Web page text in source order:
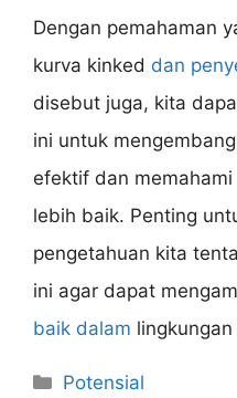
Dengan pemahaman
kurva kinked dan
disebut juga, kita
ini untuk
efektif dan
lebih baik. Penting
pengetahuan kita
ini agar dapat
baik dalam
Categories
Potensial